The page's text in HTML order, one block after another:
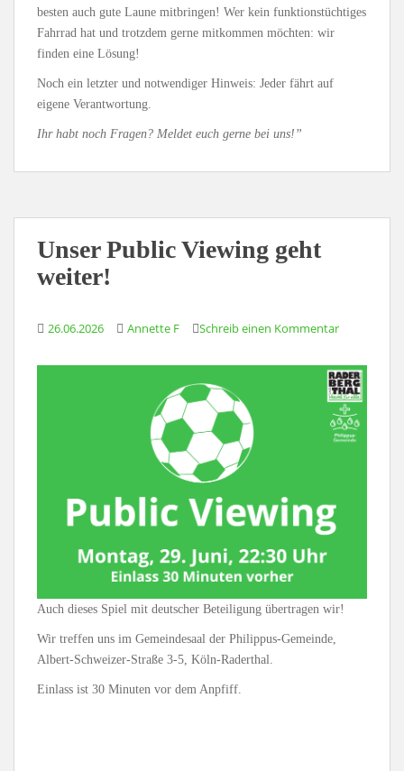
besten auch gute Laune mitbringen! Wer kein funktionstüchtiges
Fahrrad hat und trotzdem gerne mitkommen möchten: wir
finden eine Lösung!
Noch ein letzter und notwendiger Hinweis: Jeder fährt auf
eigene Verantwortung.
Ihr habt noch Fragen? Meldet euch gerne bei uns!”
Unser Public Viewing geht
weiter!
26.06.2026 Annette F Schreib einen Kommentar
Auch dieses Spiel mit deutscher Beteiligung übertragen wir!
Wir treffen uns im Gemeindesaal der Philippus-Gemeinde,
Albert-Schweizer-Straße 3-5, Köln-Raderthal.
Einlass ist 30 Minuten vor dem Anpfiff.